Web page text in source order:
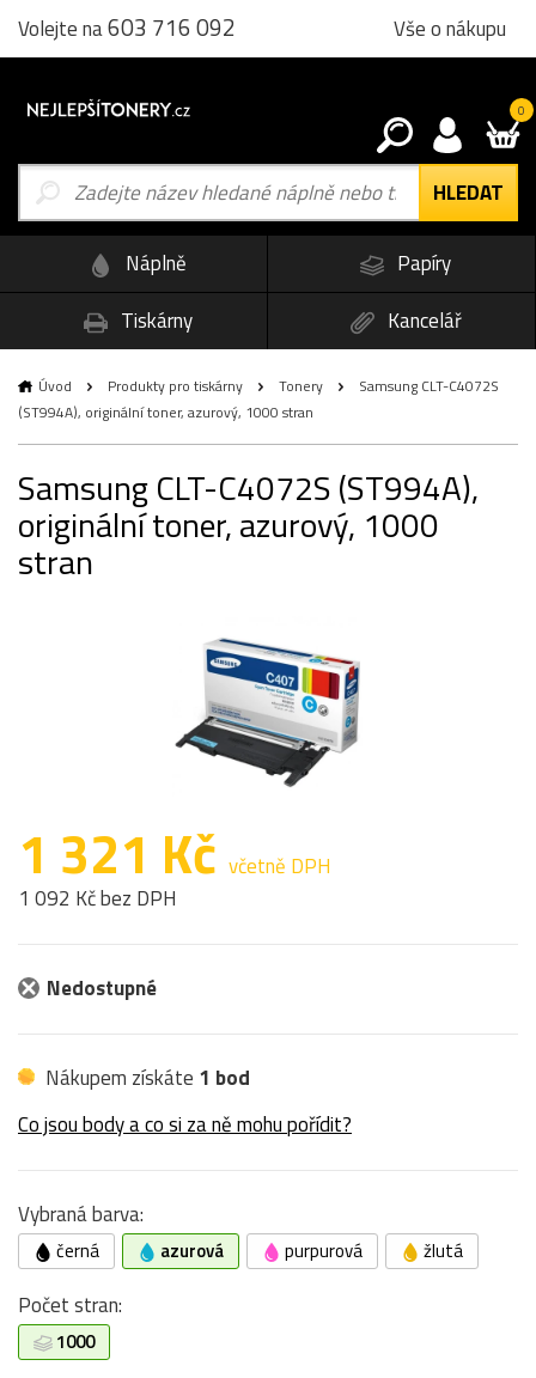
Volejte na603 716 092 Vše o nákupu
0
Náplně
Papíry
Tiskárny
Kancelář
Úvod Produkty pro tiskárny Tonery
Samsung CLT-C4072S
(ST994A), originální toner, azurový, 1000 stran
Samsung CLT-C4072S (ST994A),
originální toner, azurový, 1000
stran
1 321 Kč včetně DPH
1 092 Kč bez DPH
Nedostupné
Nákupem získáte 1 bod
Co jsou body a co si za ně mohu pořídit?
Vybraná barva:
černá azurová purpurová žlutá
Počet stran:
1000